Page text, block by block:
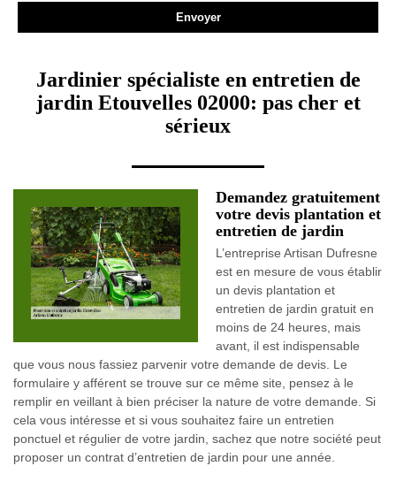
Jardinier spécialiste en entretien de
jardin Etouvelles 02000: pas cher et
sérieux
Demandez gratuitement
votre devis plantation et
entretien de jardin
L’entreprise Artisan Dufresne
est en mesure de vous établir
un devis plantation et
entretien de jardin gratuit en
moins de 24 heures, mais
avant, il est indispensable
que vous nous fassiez parvenir votre demande de devis. Le
formulaire y afférent se trouve sur ce même site, pensez à le
remplir en veillant à bien préciser la nature de votre demande. Si
cela vous intéresse et si vous souhaitez faire un entretien
ponctuel et régulier de votre jardin, sachez que notre société peut
proposer un contrat d’entretien de jardin pour une année.